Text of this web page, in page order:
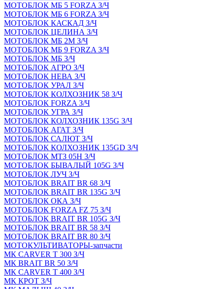
МОТОБЛОК МБ 5 FORZA З/Ч
МОТОБЛОК МБ 6 FORZA З/Ч
МОТОБЛОК КАСКАД З/Ч
МОТОБЛОК ЦЕЛИНА З/Ч
МОТОБЛОК МБ 2М З/Ч
МОТОБЛОК МБ 9 FORZA З/Ч
МОТОБЛОК МБ З/Ч
МОТОБЛОК АГРО З/Ч
МОТОБЛОК НЕВА З/Ч
МОТОБЛОК УРАЛ З/Ч
МОТОБЛОК КОЛХОЗНИК 58 З/Ч
МОТОБЛОК FORZA З/Ч
МОТОБЛОК УГРА З/Ч
МОТОБЛОК КОЛХОЗНИК 135G З/Ч
МОТОБЛОК АГАТ З/Ч
МОТОБЛОК САЛЮТ З/Ч
МОТОБЛОК КОЛХОЗНИК 135GD З/Ч
МОТОБЛОК МТЗ 05Н З/Ч
МОТОБЛОК БЫВАЛЫЙ 105G З/Ч
МОТОБЛОК ЛУЧ З/Ч
МОТОБЛОК BRAIT BR 68 З/Ч
МОТОБЛОК BRAIT BR 135G З/Ч
МОТОБЛОК ОКА З/Ч
МОТОБЛОК FORZA FZ 75 З/Ч
МОТОБЛОК BRAIT BR 105G З/Ч
МОТОБЛОК BRAIT BR 58 З/Ч
МОТОБЛОК BRAIT BR 80 З/Ч
МОТОКУЛЬТИВАТОРЫ-запчасти
МК CARVER Т 300 З/Ч
МК BRAIT BR 50 З/Ч
МК CARVER Т 400 З/Ч
МК КРОТ З/Ч